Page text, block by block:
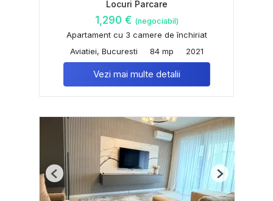
Locuri Parcare
1,290 € (negociabil)
Apartament cu 3 camere de închiriat
Aviatiei, Bucuresti
84 mp 2021
Vezi mai multe detalii
Previous Next